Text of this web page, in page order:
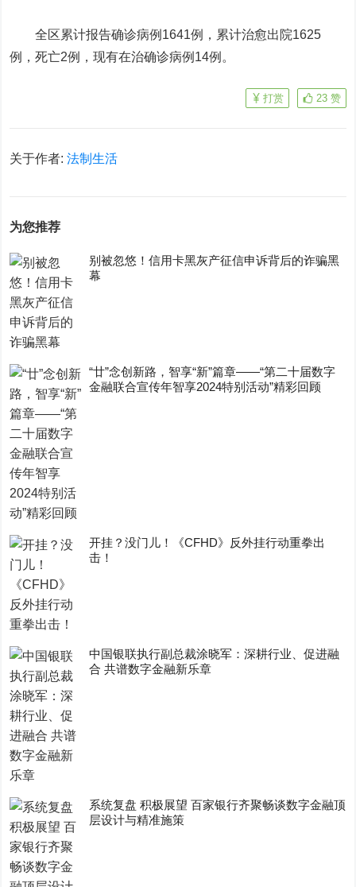
全区累计报告确诊病例1641例，累计治愈出院1625
例，死亡2例，现有在治确诊病例14例。
23 赞
打赏
关于作者:法制生活
为您推荐
别被忽悠！信用卡黑灰产征信申诉背后的诈骗黑
幕
“廿”念创新路，智享“新”篇章——“第二十届数字
金融联合宣传年智享2024特别活动”精彩回顾
开挂？没门儿！《CFHD》反外挂行动重拳出
击！
中国银联执行副总裁涂晓军：深耕行业、促进融
合 共谱数字金融新乐章
系统复盘 积极展望 百家银行齐聚畅谈数字金融顶
层设计与精准施策